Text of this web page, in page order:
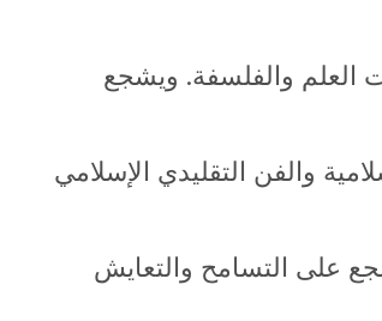
العلم والفلسفة. ويشجع
والفن التقليدي الإسلامي
على التسامح والتعايش